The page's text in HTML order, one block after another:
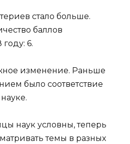
стало больше.
баллов
6.
изменение. Раньше
было соответствие
наук условны, теперь
темы в разных